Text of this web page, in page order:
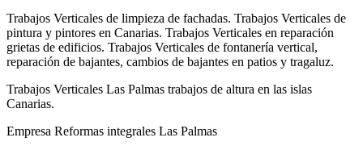
Trabajos Verticales de limpieza de fachadas. Trabajos Verticales de
pintura y pintores en Canarias. Trabajos Verticales en reparación
grietas de edificios. Trabajos Verticales de fontanería vertical,
reparación de bajantes, cambios de bajantes en patios y tragaluz.
Trabajos Verticales Las Palmas trabajos de altura en las islas
Canarias.
Empresa Reformas integrales Las Palmas